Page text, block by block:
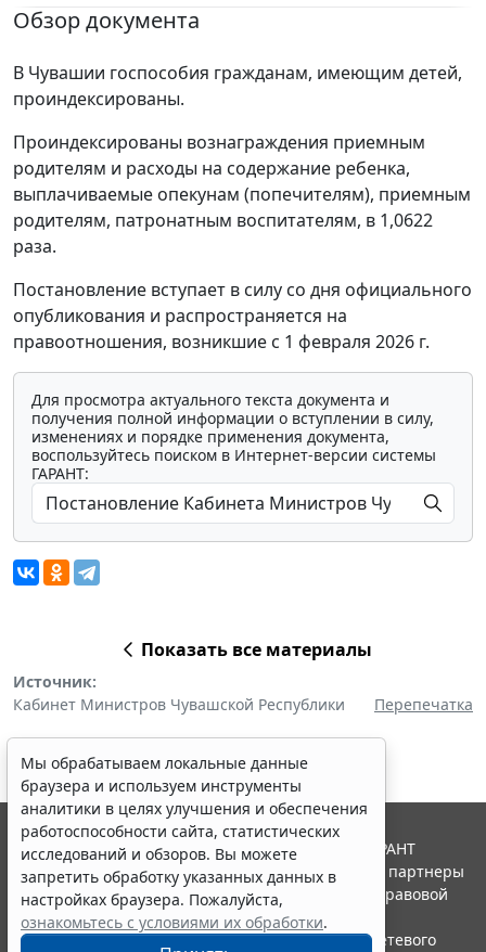
Обзор документа
В Чувашии госпособия гражданам, имеющим детей,
проиндексированы.
Проиндексированы вознаграждения приемным
родителям и расходы на содержание ребенка,
выплачиваемые опекунам (попечителям), приемным
родителям, патронатным воспитателям, в 1,0622
раза.
Постановление вступает в силу со дня официального
опубликования и распространяется на
правоотношения, возникшие с 1 февраля 2026 г.
Для просмотра актуального текста документа и
получения полной информации о вступлении в силу,
изменениях и порядке применения документа,
воспользуйтесь поиском в Интернет-версии системы
ГАРАНТ:
Показать все материалы
Источник:
Кабинет Министров Чувашской Республики
Перепечатка
Мы обрабатываем локальные данные
браузера и используем инструменты
аналитики в целях улучшения и обеспечения
работоспособности сайта, статистических
исследований и обзоров. Вы можете
запретить обработку указанных данных в
настройках браузера. Пожалуйста,
ознакомьтесь с условиями их обработки.
© ООО "НПП "ГАРАНТ-СЕРВИС", 2026. Система ГАРАНТ
выпускается с 1990 года. Компания "Гарант" и ее партнеры
являются участниками Российской ассоциации правовой
информации ГАРАНТ.
Портал ГАРАНТ.РУ зарегистрирован в качестве сетевого